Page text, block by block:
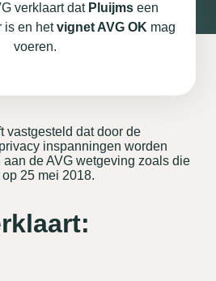
verklaart dat Pluijmseen
is en hetvignet AVG OK mag
voeren.
vastgesteld dat door de
inspanningen worden
de AVG wetgeving zoals die
25 mei 2018.